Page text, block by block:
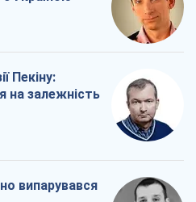
Пекіну:
на залежність
випарувався